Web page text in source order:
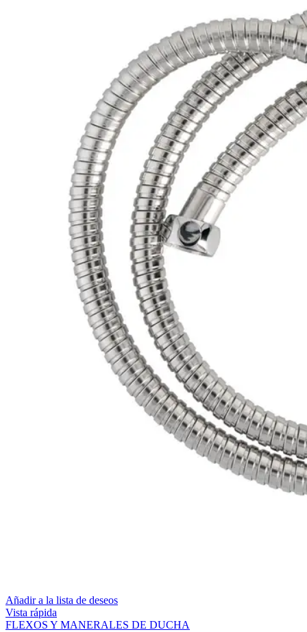
Añadir a la lista de deseos
Vista rápida
FLEXOS Y MANERALES DE DUCHA